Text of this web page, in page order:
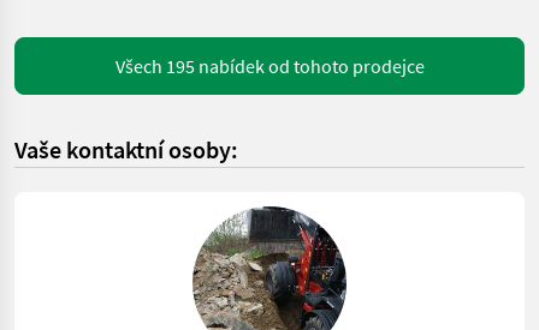
Všech 195 nabídek od tohoto prodejce
Vaše kontaktní osoby: